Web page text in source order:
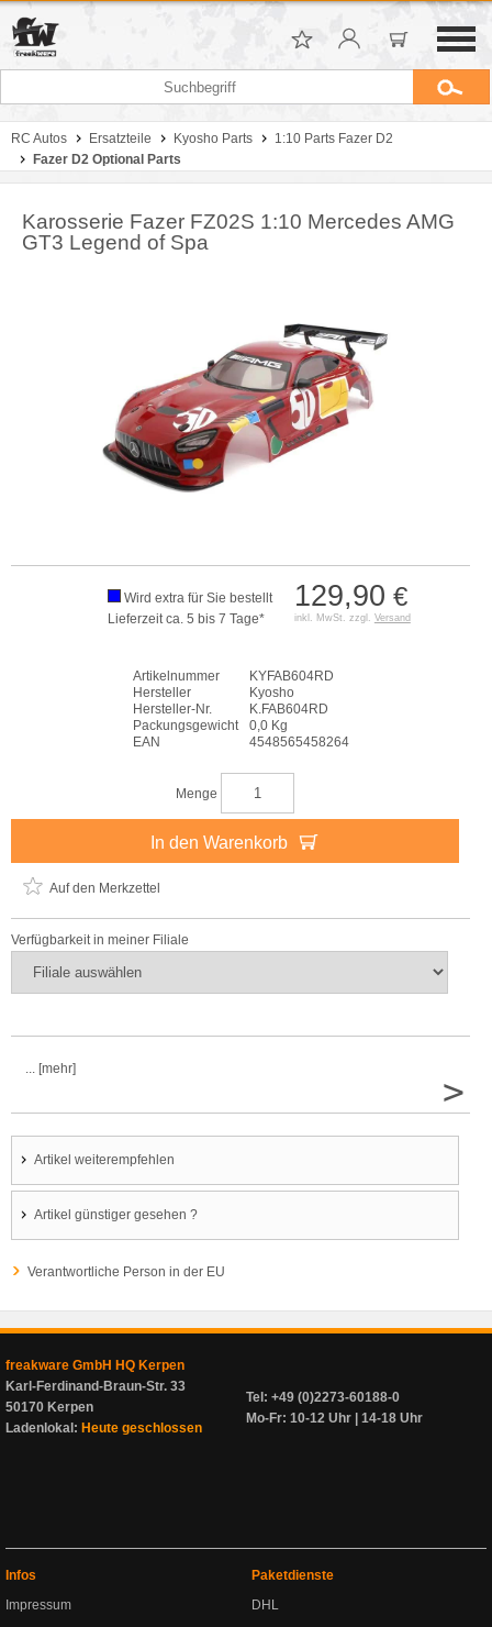
RC Autos Ersatzteile Kyosho Parts
1:10 Parts Fazer D2
Fazer D2 Optional Parts
Karosserie Fazer FZ02S 1:10 Mercedes AMG
GT3 Legend of Spa
129,90 €
inkl. MwSt. zzgl. Versand
Wird extra für Sie bestellt
Lieferzeit ca. 5 bis 7 Tage*
Artikelnummer
KYFAB604RD
Hersteller
Kyosho
Hersteller-Nr.
K.FAB604RD
Packungsgewicht
0,0 Kg
EAN
4548565458264
Menge
In den Warenkorb
Auf den Merkzettel
Verfügbarkeit in meiner Filiale
... [mehr]
>
Artikel weiterempfehlen
Artikel günstiger gesehen ?
Verantwortliche Person in der EU
freakware GmbH HQ Kerpen
Karl-Ferdinand-Braun-Str. 33
50170 Kerpen
Ladenlokal: Heute geschlossen
Tel: +49 (0)2273-60188-0
Mo-Fr: 10-12 Uhr | 14-18 Uhr
Infos
Impressum
Paketdienste
DHL